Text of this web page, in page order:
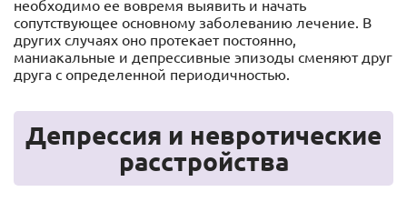
необходимо ее вовремя выявить и начать
сопутствующее основному заболеванию лечение. В
других случаях оно протекает постоянно,
маниакальные и депрессивные эпизоды сменяют друг
друга с определенной периодичностью.
Депрессия и невротические
расстройства